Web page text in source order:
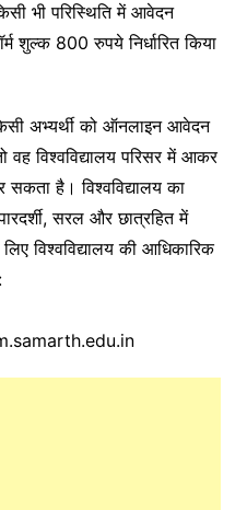
भी परिस्थिति में आवेदन
शुल्क 800 रुपये निर्धारित किया
अभ्यर्थी को ऑनलाइन आवेदन
विश्वविद्यालय परिसर में आकर
सकता है। विश्वविद्यालय का
सरल और छात्रहित में
विश्वविद्यालय की आधिकारिक